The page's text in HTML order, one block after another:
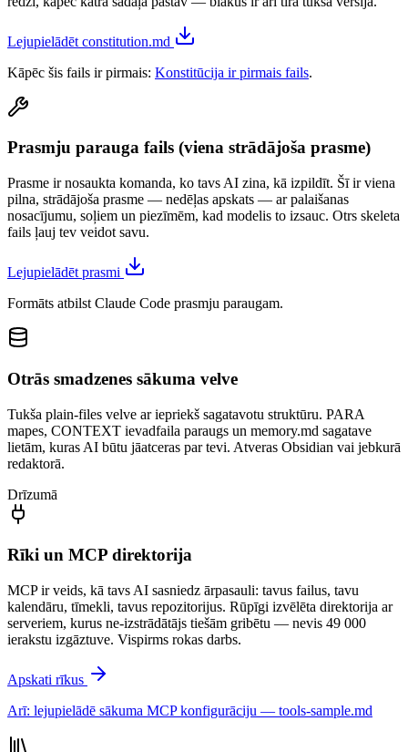
Lejupielādēt constitution.md
Kāpēc šis fails ir pirmais: Konstitūcija ir pirmais fails.
Prasmju parauga fails (viena strādājoša prasme)
Prasme ir nosaukta komanda, ko tavs AI zina, kā izpildīt. Šī ir viena
pilna, strādājoša prasme — nedēļas apskats — ar palaišanas
nosacījumu, soļiem un piezīmēm, kad modelis to izsauc. Otrs skeleta
fails ļauj tev veidot savu.
Lejupielādēt prasmi
Formāts atbilst Claude Code prasmju paraugam.
Otrās smadzenes sākuma velve
Tukša plain-files velve ar iepriekš sagatavotu struktūru. PARA
mapes, CONTEXT ievadfaila paraugs un memory.md sagatave
lietām, kuras AI būtu jāatceras par tevi. Atveras Obsidian vai jebkurā
redaktorā.
Drīzumā
Rīki un MCP direktorija
MCP ir veids, kā tavs AI sasniedz ārpasauli: tavus failus, tavu
kalendāru, tīmekli, tavus repozitorijus. Rūpīgi izvēlēta direktorija ar
serveriem, kurus ne-izstrādātājs tiešām gribētu — nevis 49 000
ierakstu izgāztuve. Vispirms rokas darbs.
Apskati rīkus
Arī: lejupielādē sākuma MCP konfigurāciju — tools-sample.md